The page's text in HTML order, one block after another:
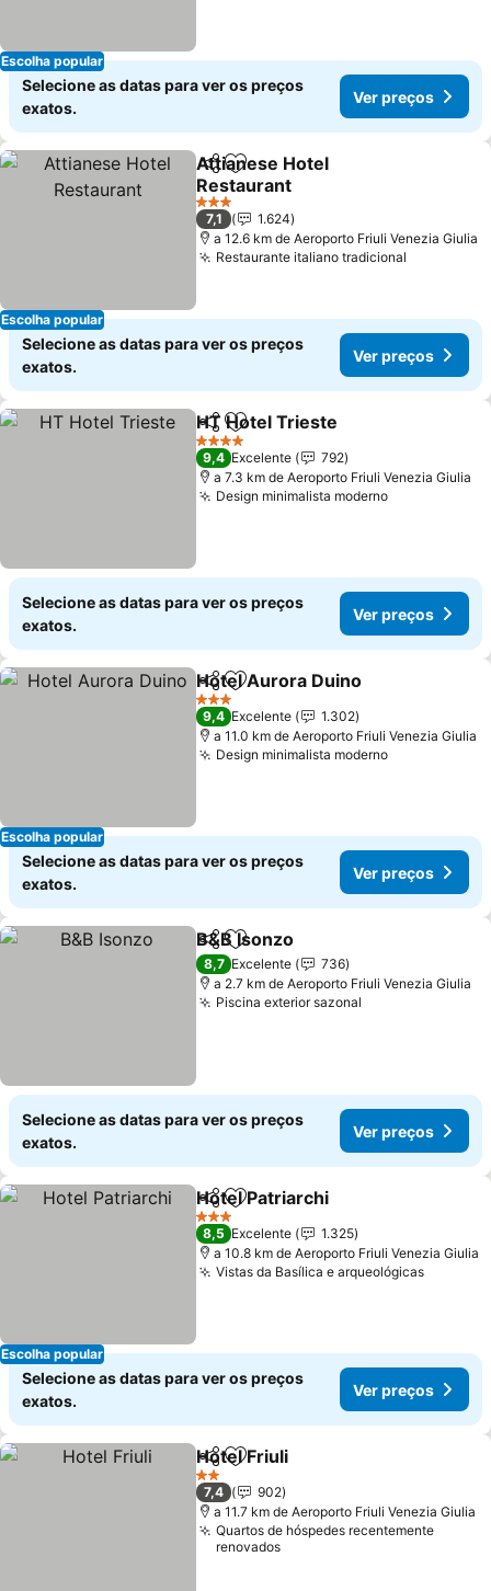
Escolha popular
Selecione as datas para ver os preços
exatos.
Ver preços
Escolha popular
PartilharAdicionar aos favoritos
Attianese Hotel
Restaurant
Ver preços
3 Estrelas
7,1
1.624
a 12.6 km de Aeroporto Friuli Venezia Giulia
Restaurante italiano tradicional
Selecione as datas para ver os preços
exatos.
Ver preços
PartilharAdicionar aos favoritos
HT Hotel Trieste
4 Estrelas
9,4 Excelente
792
a 7.3 km de Aeroporto Friuli Venezia Giulia
Design minimalista modernoVer preços
Selecione as datas para ver os preços
exatos.
Ver preços
Escolha popular
PartilharAdicionar aos favoritos
Hotel Aurora Duino
3 Estrelas
9,4 Excelente
1.302
a 11.0 km de Aeroporto Friuli Venezia Giulia
Design minimalista modernoVer preços
Selecione as datas para ver os preços
exatos.
Ver preços
PartilharAdicionar aos favoritos
B&B Isonzo
8,7 Excelente
736
a 2.7 km de Aeroporto Friuli Venezia Giulia
Piscina exterior sazonal
Selecione as datas para ver os preços
exatos.
Ver preços
Escolha popular
PartilharAdicionar aos favoritos
Hotel Patriarchi
3 Estrelas
8,5 Excelente
1.325
a 10.8 km de Aeroporto Friuli Venezia Giulia
Vistas da Basílica e arqueológicasVer
Selecione as datas para ver os preços
exatos.
Ver preços
PartilharAdicionar aos favoritos
Hotel Friuli
2 Estrelas
7,4
902
a 11.7 km de Aeroporto Friuli Venezia Giulia
Quartos de hóspedes recentemente
renovados